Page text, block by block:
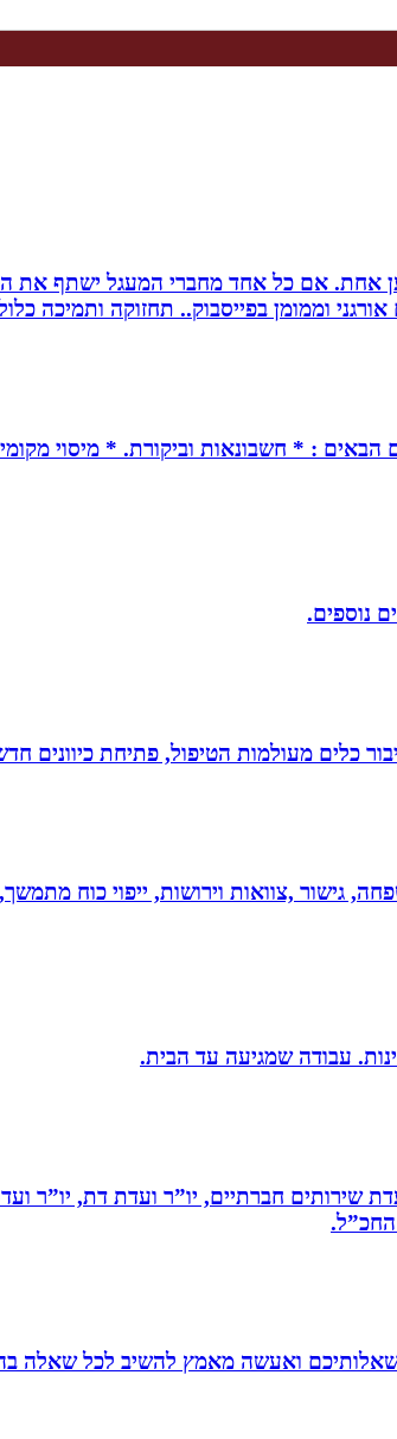
אחת. אם כל אחד מחברי המעגל ישתף
וממומן בפייסבוק.. תחזוקה ותמיכה
: * חשבונאות וביקורת. * מיסוי מקומי
נוספים.
כלים מעולמות הטיפול, פתיחת
גישור ,צוואות וירושות, ייפוי כוח
עבודה שמגיעה עד הבית.
שירותים חברתיים, יו”ר ועדת דת, יו”ר
החכ”ל.
ואעשה מאמץ להשיב לכל שאלה